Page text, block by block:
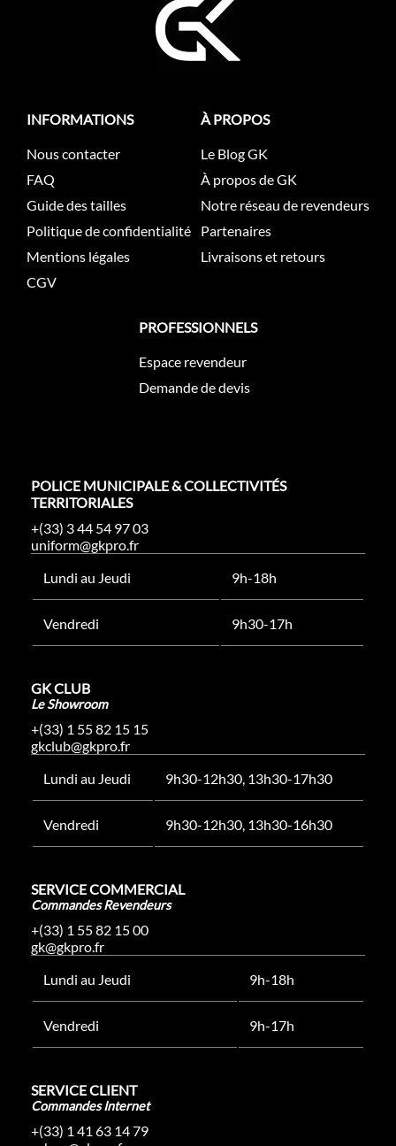
INFORMATIONS
Nous contacter
FAQ
Guide des tailles
Politique de confidentialité
Mentions légales
CGV
À PROPOS
Le Blog GK
À propos de GK
Notre réseau de revendeurs
Partenaires
Livraisons et retours
PROFESSIONNELS
Espace revendeur
Demande de devis
POLICE MUNICIPALE & COLLECTIVITÉS
TERRITORIALES
+(33) 3 44 54 97 03
uniform@gkpro.fr
Lundi au Jeudi
9h-18h
Vendredi 9h30-17h
GK CLUB
Le Showroom
+(33) 1 55 82 15 15
gkclub@gkpro.fr
Lundi au Jeudi
9h30-12h30, 13h30-17h30
Vendredi 9h30-12h30, 13h30-16h30
SERVICE COMMERCIAL
Commandes Revendeurs
+(33) 1 55 82 15 00
gk@gkpro.fr
Lundi au Jeudi
9h-18h
Vendredi 9h-17h
SERVICE CLIENT
Commandes Internet
+(33) 1 41 63 14 79